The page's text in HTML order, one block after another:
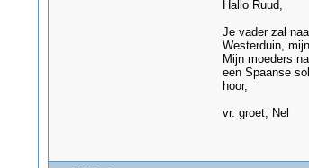
Hallo Ruud,
Je vader zal
Westerduin,
Mijn moeders
een Spaanse
hoor,
vr. groet, Nel